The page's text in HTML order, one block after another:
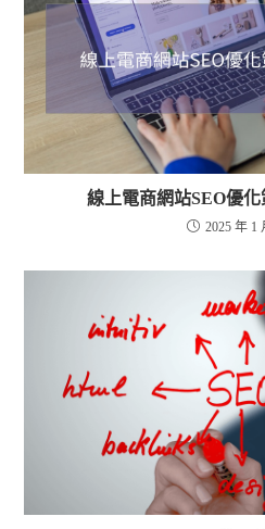
線上電商網站SEO優
2025 年 1